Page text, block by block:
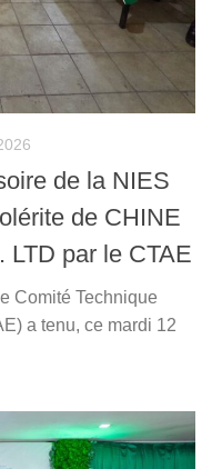
de la NIES
de CHINE
par le CTAE
Comité Technique
a tenu, ce mardi 12